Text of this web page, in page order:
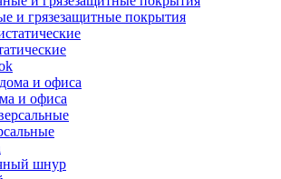
и грязезащитные покрытия
и офиса
шнур